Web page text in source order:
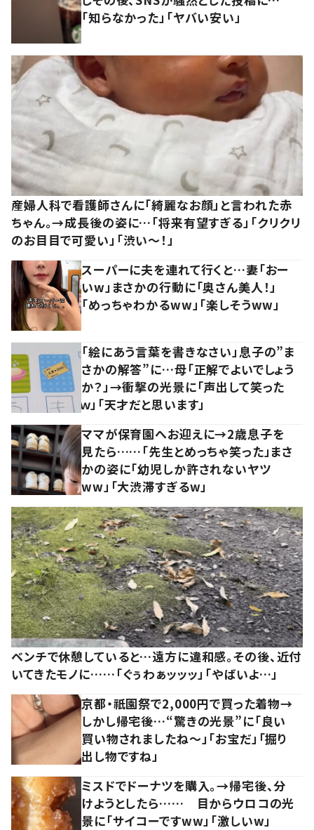
「知らなかった」「ヤバい安い」
産婦人科で看護師さんに「綺麗なお顔」と言われた赤
ちゃん。→成長後の姿に…「将来有望すぎる」「クリクリ
のお目目で可愛い」「渋い～！」
スーパーに夫を連れて行くと…妻「おー
いw」まさかの行動に「奥さん美人！」
「めっちゃわかるww」「楽しそうww」
「絵にあう言葉を書きなさい」息子の”ま
さかの解答”に…母「正解でよいでしょう
か？」→衝撃の光景に「声出して笑った
ｗ」「天才だと思います」
ママが保育園へお迎えに→2歳息子を
見たら……「先生とめっちゃ笑った」まさ
かの姿に「幼児しか許されないヤツ
ww」「大渋滞すぎるw」
ベンチで休憩していると…遠方に違和感。その後、近付
いてきたモノに……「ぐぅわぁッッッ」「やばいよ…」
京都・祇園祭で2,000円で買った着物→
しかし帰宅後…“驚きの光景”に「良い
買い物されましたね～」「お宝だ」「掘り
出し物ですね」
ミスドでドーナツを購入。→帰宅後、分
けようとしたら…… 目からウロコの光
景に「サイコーですww」「激しいw」